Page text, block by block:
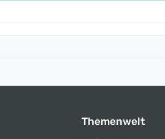
Themenwelt